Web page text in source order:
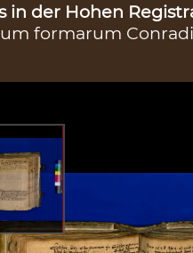
in der Hohen
formarum